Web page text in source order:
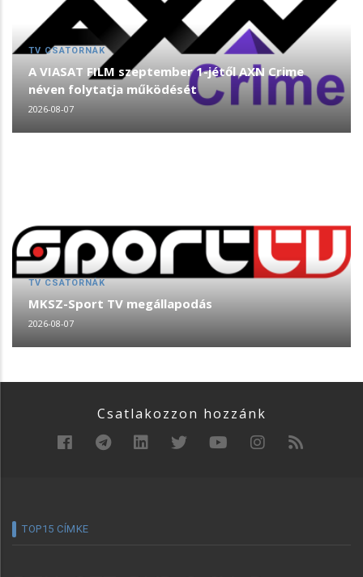
TV CSATORNÁK
A VIASAT FILM szeptember 1-jétől AXN Crime
néven folytatja működését
2026-08-07
TV CSATORNÁK
MKSZ-Sport TV megállapodás
2026-08-07
Csatlakozzon hozzánk
TOP15 CÍMKE